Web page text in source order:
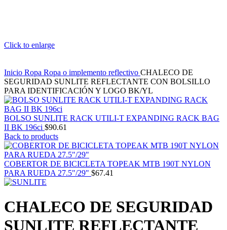
Click to enlarge
Inicio Ropa Ropa o implemento reflectivo CHALECO DE
SEGURIDAD SUNLITE REFLECTANTE CON BOLSILLO
PARA IDENTIFICACIÓN Y LOGO BK/YL
BOLSO SUNLITE RACK UTILI-T EXPANDING RACK BAG
II BK 196ci $90.61
Back to products
COBERTOR DE BICICLETA TOPEAK MTB 190T NYLON
PARA RUEDA 27.5"/29" $67.41
CHALECO DE SEGURIDAD
SUNLITE REFLECTANTE